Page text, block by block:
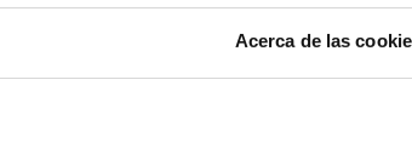
Acerca de las